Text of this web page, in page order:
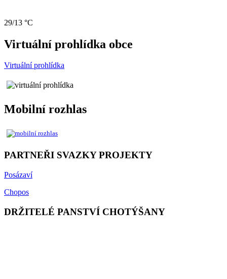
29/13 °C
Virtuální prohlídka obce
Virtuální prohlídka
Mobilní rozhlas
PARTNEŘI SVAZKY PROJEKTY
Posázaví
Chopos
DRŽITELÉ PANSTVÍ CHOTÝŠANY